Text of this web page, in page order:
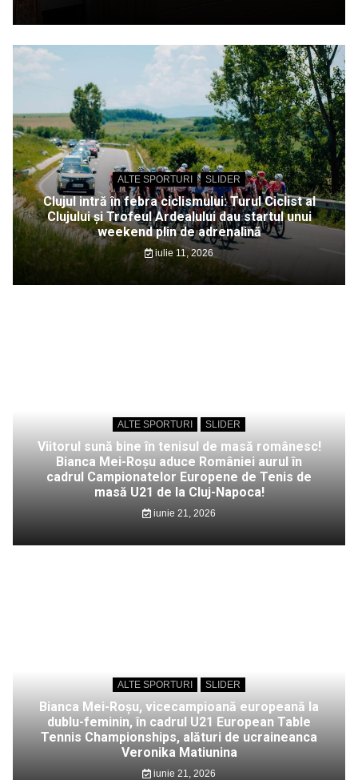
ALTE SPORTURI SLIDER
Clujul intră în febra ciclismului: Turul Ciclist al
Clujului și Trofeul Ardealului dau startul unui
weekend plin de adrenalină
iulie 11, 2026
ALTE SPORTURI SLIDER
Viitorul sună bine în tenisul de masă românesc!
Bianca Mei-Roșu aduce României aurul în
cadrul Campionatelor Europene de Tenis de
masă U21 de la Cluj-Napoca!
iunie 21, 2026
ALTE SPORTURI SLIDER
Bianca Mei-Roșu, vicecampioană europeană la
dublu-feminin, în cadrul U21 European Table
Tennis Championships, alături de ucraineanca
Veronika Matiunina
iunie 21, 2026